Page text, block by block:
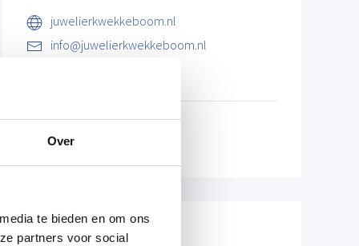
Over
te bieden en om ons
partners voor social
juwelierkwekkeboom.nl
info@juwelierkwekkeboom.nl
Openingstijden